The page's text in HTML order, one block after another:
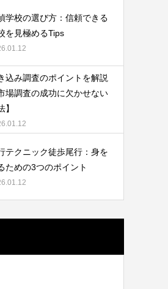
学校の選び方：信頼できる
を見極めるTips
込み調査のポイントを解説
場調査の成功に欠かせない
】
テクニック徒歩尾行：身を
ための3つのポイント